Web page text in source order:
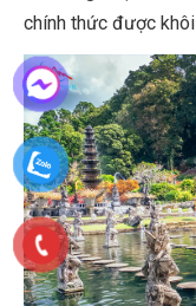
chính thức được